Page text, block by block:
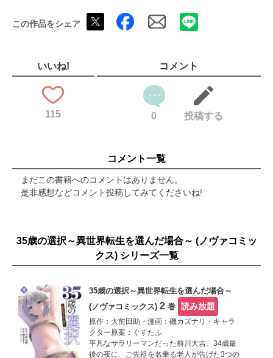
この作品をシェア
いいね!
115
コメント
0 投稿する
コメント一覧
まだこの書籍へのコメントはありません。
是非感想などコメント投稿してみてくださいね!
35歳の選択～異世界転生を選んだ場合～ (ノヴァコミッ
クス) シリーズ一覧
35歳の選択～異世界転生を選んだ場合～
(ノヴァコミックス) 2 巻 読み放題
原作：大前田助・漫画：磯カズナリ・キャラ
クター原案：ぐすたふ
平凡なサラリーマンだった前川大吉。34歳最
後の夜に、ご先祖を名乗る老人が告げた3つの